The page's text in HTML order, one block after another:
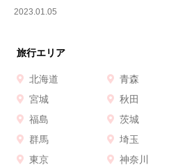
2023.01.05
旅行エリア
北海道 青森
宮城
秋田
福島
茨城
群馬
埼玉
東京
神奈川